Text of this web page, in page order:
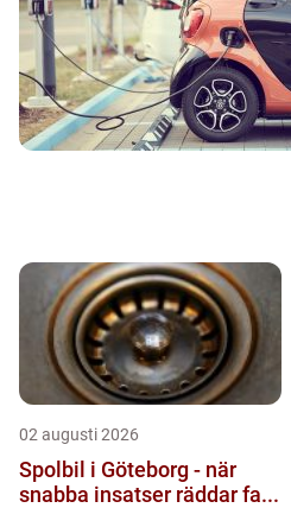
02 augusti 2026
Spolbil i Göteborg - när
snabba insatser räddar fa...